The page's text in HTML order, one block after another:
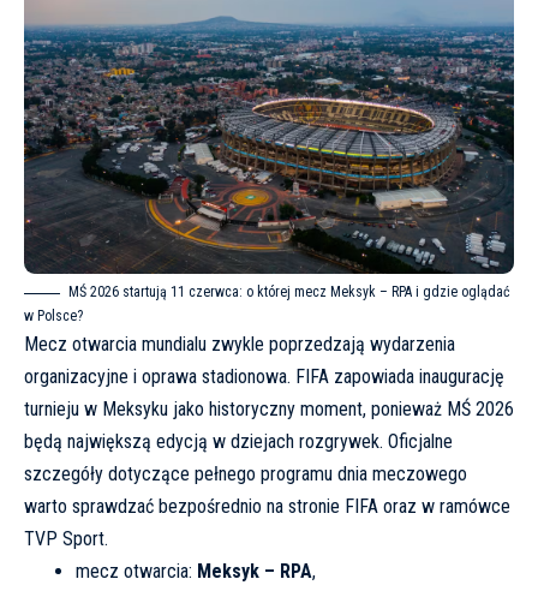
MŚ 2026 startują 11 czerwca: o której mecz Meksyk – RPA i gdzie oglądać
w Polsce?
Mecz otwarcia mundialu zwykle poprzedzają wydarzenia
organizacyjne i oprawa stadionowa. FIFA zapowiada inaugurację
turnieju w Meksyku jako historyczny moment, ponieważ MŚ 2026
będą największą edycją w dziejach rozgrywek. Oficjalne
szczegóły dotyczące pełnego programu dnia meczowego
warto sprawdzać bezpośrednio na stronie FIFA oraz w ramówce
TVP Sport.
mecz otwarcia: Meksyk – RPA,